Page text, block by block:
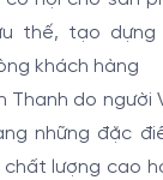
thế, tạo
khách hàng
Thanh do người
những đặc
chất lượng cao